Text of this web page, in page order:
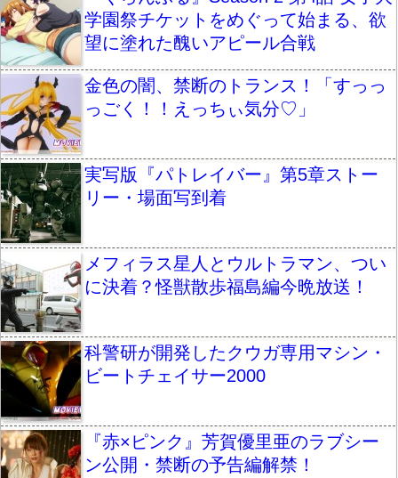
学園祭チケットをめぐって始まる、欲
望に塗れた醜いアピール合戦
金色の闇、禁断のトランス！「すっっ
っごく！！えっちぃ気分♡」
実写版『パトレイバー』第5章ストー
リー・場面写到着
メフィラス星人とウルトラマン、つい
に決着？怪獣散歩福島編今晩放送！
科警研が開発したクウガ専用マシン・
ビートチェイサー2000
『赤×ピンク』芳賀優里亜のラブシー
ン公開・禁断の予告編解禁！